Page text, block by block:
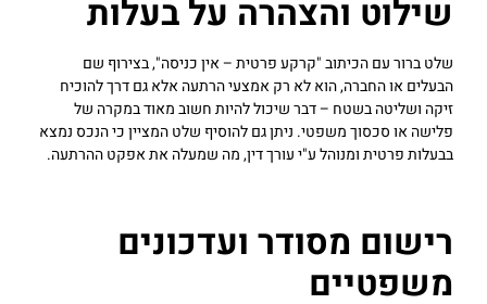
שילוט והצהרה על בעלות
שלט ברור עם הכיתוב "קרקע פרטית – אין כניסה", בצירוף שם
הבעלים או החברה, הוא לא רק אמצעי הרתעה אלא גם דרך להוכיח
זיקה ושליטה בשטח – דבר שיכול להיות חשוב מאוד במקרה של
פלישה או סכסוך משפטי. ניתן גם להוסיף שלט המציין כי הנכס נמצא
בבעלות פרטית ומנוהל ע"י עורך דין, מה שמעלה את אפקט ההרתעה.
רישום מסודר ועדכונים
משפטיים